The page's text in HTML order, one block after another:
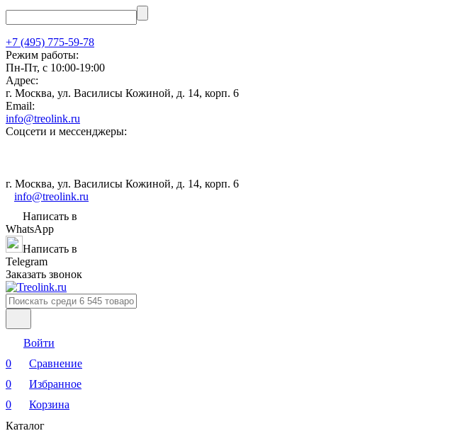
+7 (495) 775-59-78
Режим работы:
Пн-Пт, с 10:00-19:00
Адрес:
г. Москва, ул. Василисы Кожиной, д. 14, корп. 6
Email:
info@treolink.ru
Соцсети и мессенджеры:
г. Москва, ул. Василисы Кожиной, д. 14, корп. 6
info@treolink.ru
Написать в
WhatsApp
Написать в
Telegram
Заказать звонок
Войти
0
Сравнение
0
Избранное
0
Корзина
Каталог